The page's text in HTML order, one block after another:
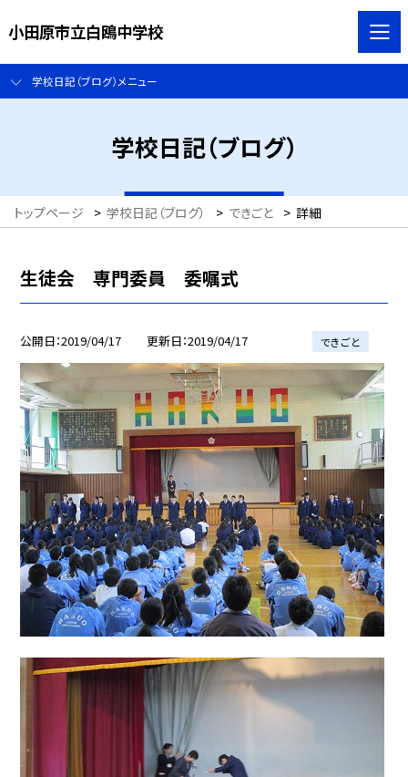
小田原市立白鴎中学校
学校日記（ブログ）メニュー
学校日記（ブログ）
トップページ > 学校日記（ブログ） > できごと > 詳細
生徒会 専門委員 委嘱式
公開日 2019/04/17 更新日 2019/04/17 できごと